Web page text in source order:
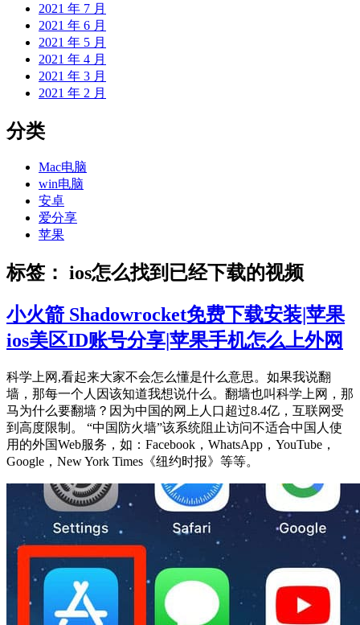
2021 年 7 月
2021 年 6 月
2021 年 5 月
2021 年 4 月
2021 年 3 月
2021 年 2 月
分类
Mac电脑
win电脑
安卓
爱分享
苹果
标签： ios怎么找到已经下载的视频
小火箭 Shadowrocket免费下载安装|苹果
ios美区ID账号分享|苹果手机怎么上外网
科学上网,看起来大家不会怎么懂是什么意思。如果我说翻
墙，那每一个人因该知道我想说什么。翻墙也叫科学上网，那
马为什么要翻墙？因为中国的网上人口超过8.4亿，互联网受
到高度限制。 “中国防火墙”该系统阻止访问不适合中国人使
用的外国Web服务，如：Facebook，WhatsApp，YouTube，
Google，New York Times《纽约时报》等等。